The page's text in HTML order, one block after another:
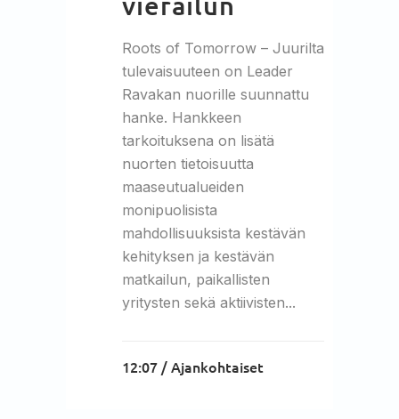
Roots of Tomorrow – Juurilta
tulevaisuuteen on Leader
Ravakan nuorille suunnattu
hanke. Hankkeen
tarkoituksena on lisätä
nuorten tietoisuutta
maaseutualueiden
monipuolisista
mahdollisuuksista kestävän
kehityksen ja kestävän
matkailun, paikallisten
yritysten sekä aktiivisten...
12:07 /Ajankohtaiset